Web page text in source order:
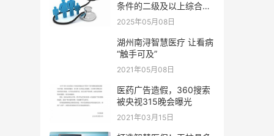
条件的二级及以上综合医
院要开设老年医学科
2025年05月08日
湖州南浔智慧医疗 让看病
“触手可及”
2021年05月08日
医药广告造假，360搜索
被央视315晚会曝光
2021年03月15日